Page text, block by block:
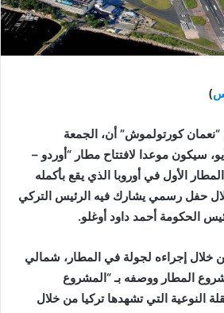
)
“نعمان كورتولموش” أن، الجمعة
22 أيار / مايو، سيكون موعدا لافتتاح مطار “أوردو –
الأول في أوروبا الذي يقع بأكمله
حفل رسمي يشارك فيه الرئيس التركي
الحكومة أحمد داود أوغلو.
خلال إجراءه لجولة في المطار، شمالي
المطار ووصفه بـ “المشروع
النوعية التي تشهدها تركيا من خلال